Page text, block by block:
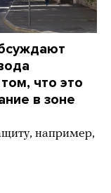
что это
в зоне
например,